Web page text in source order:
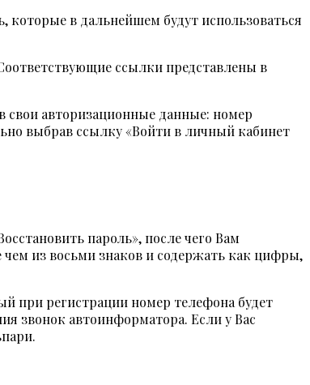
которые в дальнейшем будут использоваться
ссылки представлены в
свои авторизационные данные: номер
выбрав ссылку «Войти в личный кабинет
пароль», после чего Вам
чем из восьми знаков и содержать как цифры,
при регистрации номер телефона будет
звонок автоинформатора. Если у Вас